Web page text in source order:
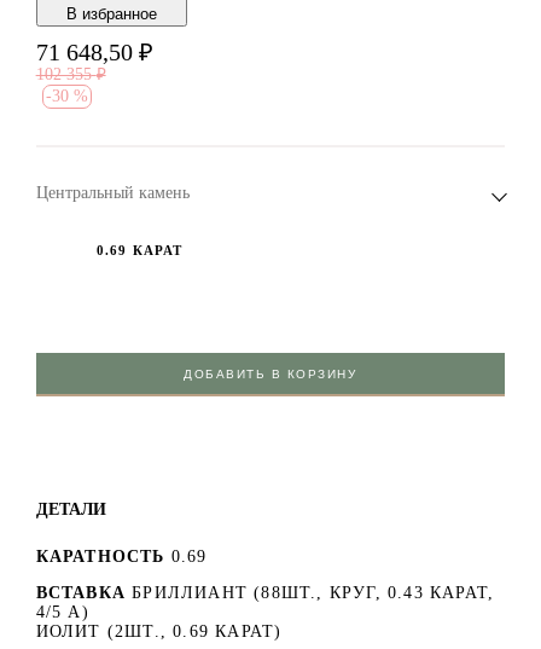
В избранноe
71 648,50 ₽
102 355 ₽
-30 %
Центральный камень
0.69 КАРАТ
ДОБАВИТЬ В КОРЗИНУ
ДЕТАЛИ
КАРАТНОСТЬ 0.69
ВСТАВКА БРИЛЛИАНТ (88ШТ., КРУГ, 0.43 КАРАТ,
4/5 А)
ИОЛИТ (2ШТ., 0.69 КАРАТ)